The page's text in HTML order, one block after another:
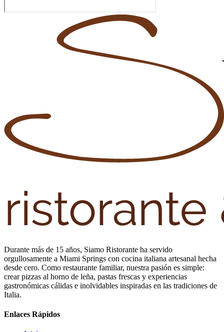
Durante más de 15 años, Siamo Ristorante ha servido
orgullosamente a Miami Springs con cocina italiana artesanal hecha
desde cero. Como restaurante familiar, nuestra pasión es simple:
crear pizzas al horno de leña, pastas frescas y experiencias
gastronómicas cálidas e inolvidables inspiradas en las tradiciones de
Italia.
Enlaces Rápidos